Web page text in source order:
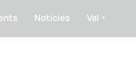
Notícies Val